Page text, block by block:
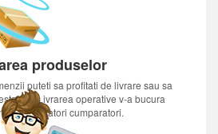
produselor
puteti sa profitati de livrare sau sa
operative v-a bucura
nerabdatori cumparatori.